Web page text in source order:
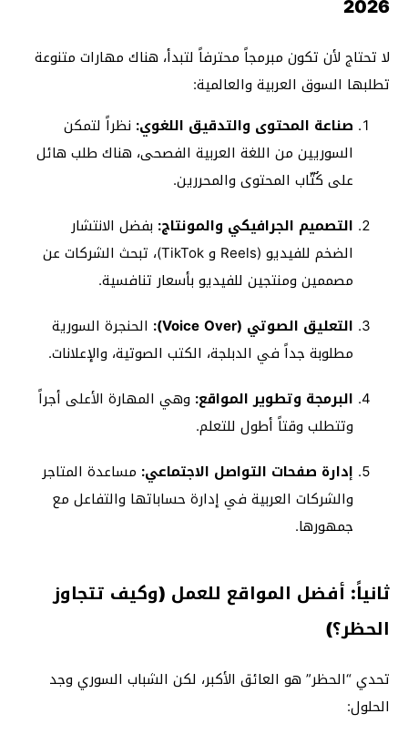
2026
لا تحتاج لأن تكون مبرمجاً محترفاً لتبدأ، هناك مهارات متنوعة
تطلبها السوق العربية والعالمية:
صناعة المحتوى والتدقيق اللغوي: نظراً لتمكن
السوريين من اللغة العربية الفصحى، هناك طلب هائل
على كُتّاب المحتوى والمحررين.
التصميم الجرافيكي والمونتاج: بفضل الانتشار
الضخم للفيديو (Reels و TikTok)، تبحث الشركات عن
مصممين ومنتجين للفيديو بأسعار تنافسية.
التعليق الصوتي (Voice Over):
الحنجرة السورية
مطلوبة جداً في الدبلجة، الكتب الصوتية، والإعلانات.
البرمجة وتطوير المواقع: وهي المهارة الأعلى أجراً
وتتطلب وقتاً أطول للتعلم.
إدارة صفحات التواصل الاجتماعي: مساعدة المتاجر
والشركات العربية في إدارة حساباتها والتفاعل مع
جمهورها.
ثانياً: أفضل المواقع للعمل (وكيف تتجاوز
الحظر؟)
تحدي “الحظر” هو العائق الأكبر، لكن الشباب السوري وجد
الحلول: